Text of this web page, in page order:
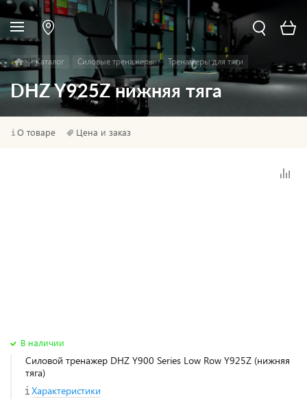
Каталог Силовые тренажеры Тренажеры для тяги
DHZ Y925Z нижняя тяга
О товаре Цена и заказ
В наличии
Силовой тренажер DHZ Y900 Series Low Row Y925Z (нижняя
тяга)
Характеристики